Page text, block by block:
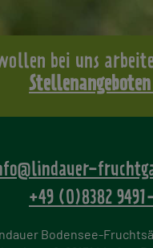
bei uns
+49 (0)8382
Bodensee-